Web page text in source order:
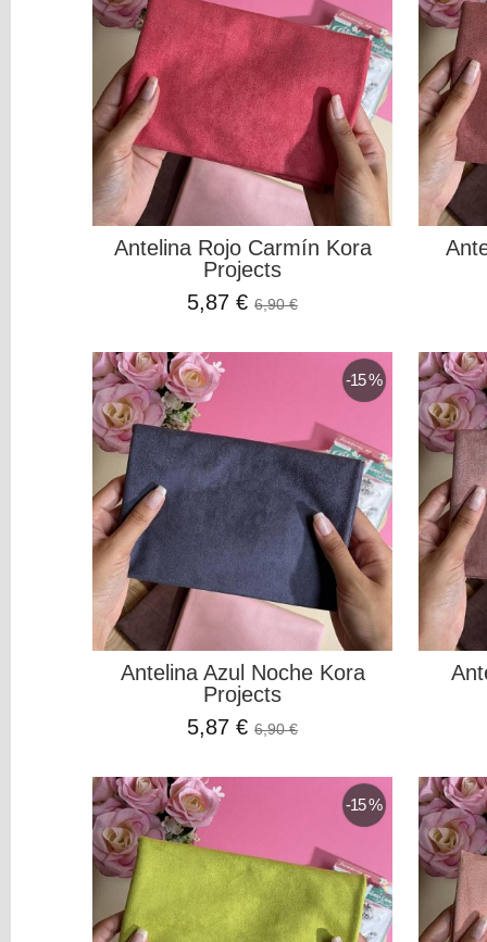
Papel
Laminado
Papel
Para
Encuadernar
ADHESIVOS
HERRAMIENTAS
ESTAMPACION
ADORNOS
ORGANIZACION
Project
Pinturas
Mediums
Máquinas
Vinilos
REBAJAS
Novedades
NAVIDAD
Papelería
Scrapbooking
Resinas
Colorantes
Tarjeta
Antelina Rojo Carmín Kora
Projects
5,87 €6,90 €
-15 %
Antelina Azul Noche Kora
Projects
5,87 €6,90 €
-15 %